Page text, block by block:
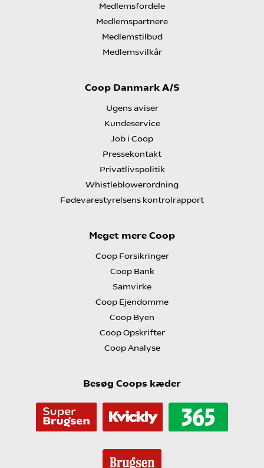
Medlemsfordele
Medlemspartnere
Medlemstilbud
Medlemsvilkår
Coop Danmark A/S
Ugens aviser
Kundeservice
Job i Coop
Pressekontakt
Privatlivspolitik
Whistleblowerordning
Fødevarestyrelsens kontrolrapport
Meget mere Coop
Coop Forsikringer
Coop Bank
Samvirke
Coop Ejendomme
Coop Byen
Coop Opskrifter
Coop Analyse
Besøg Coops kæder